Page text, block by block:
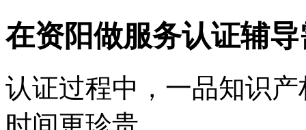
在资阳做服务认证辅
认证过程中，一品知识